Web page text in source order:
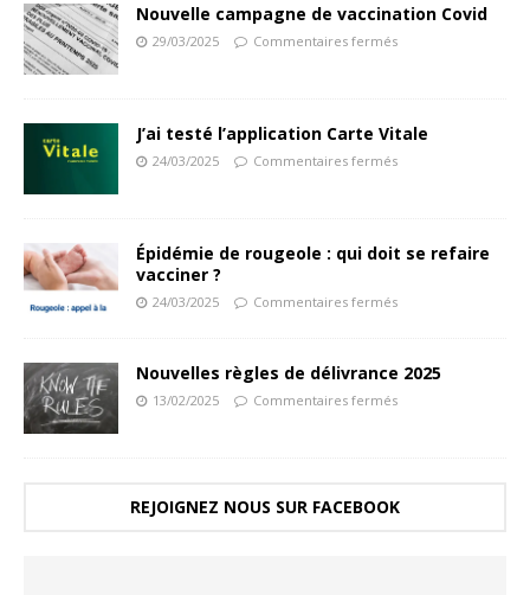
Nouvelle campagne de vaccination Covid
29/03/2025 Commentaires fermés
J’ai testé l’application Carte Vitale
24/03/2025 Commentaires fermés
Épidémie de rougeole : qui doit se refaire
vacciner ?
24/03/2025 Commentaires fermés
Nouvelles règles de délivrance 2025
13/02/2025 Commentaires fermés
REJOIGNEZ NOUS SUR FACEBOOK